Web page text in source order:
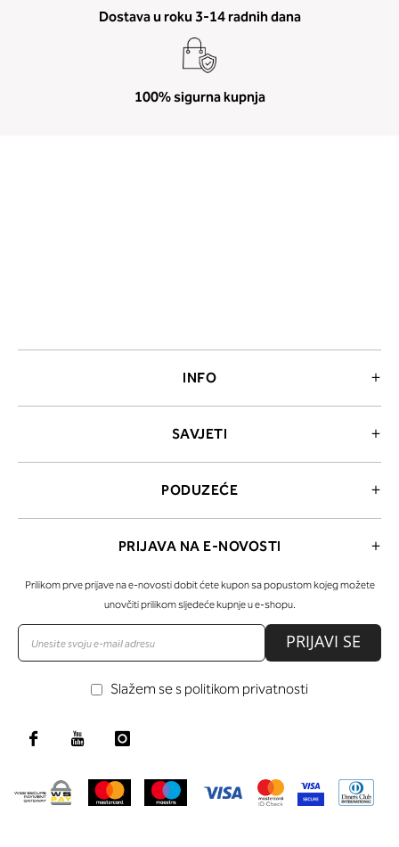
Dostava u roku 3-14 radnih dana
100% sigurna kupnja
INFO
SAVJETI
PODUZEĆE
PRIJAVA NA E-NOVOSTI
Prilikom prve prijave na e-novosti dobit ćete kupon sa popustom kojeg možete
unovčiti prilikom sljedeće kupnje u e-shopu.
PRIJAVI SE
Slažem se s politikom privatnosti